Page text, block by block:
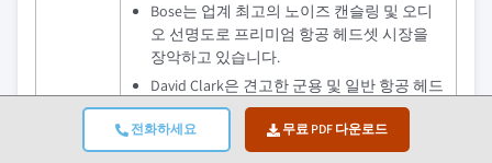
전화하세요 무료 PDF 다운로드
Bose는 업계 최고의 노이즈 캔슬링 및 오디
오 선명도로 프리미엄 항공 헤드셋 시장을
장악하고 있습니다.
David Clark은 견고한 군용 및 일반 항공 헤드
셋으로 유명합니다. 이 회사는 민간 및 국방
표준을 모두 준수하는 광범위한 유선 및 무
선 헤드셋을 제공합니다.